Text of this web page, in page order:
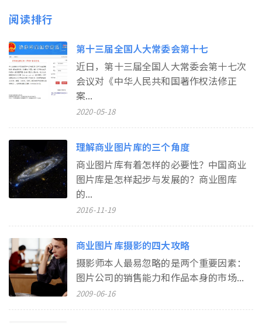
阅读排行
第十三届全国人大常委会第十七
近日，第十三届全国人大常委会第十七次
会议对《中华人民共和国著作权法修正
案...
2020-05-18
理解商业图片库的三个角度
商业图片库有着怎样的必要性？中国商业
图片库是怎样起步与发展的？商业图库
的...
2016-11-19
商业图片库摄影的四大攻略
摄影师本人最易忽略的是两个重要因素：
图片公司的销售能力和作品本身的市场...
2009-06-16